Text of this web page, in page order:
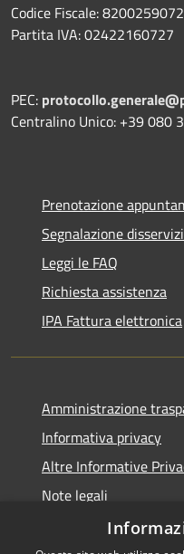
Codice Fiscale:
Partita IVA: 02422160727
PEC:
Centralino Unico: +39 080
Prenotazione
Segnalazione
Leggi le FAQ
Richiesta assistenza
IPA Fattura elettronica
Amministrazione
Informativa privacy
Altre Informative
Note legali
Dichiarazione di